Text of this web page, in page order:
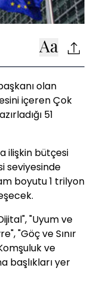
olan
içeren Çok
51
ilişkin bütçesi
seviyesinde
boyutu 1 trilyon
"Uyum ve
"Göç ve Sınır
ve
başlıkları yer